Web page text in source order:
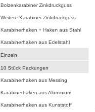
Bolzenkarabiner Zinkdruckguss
Weitere Karabiner Zinkdruckguss
Karabinerhaken + Haken aus Stahl
Karabinerhaken aus Edelstahl
Einzeln
10 Stück Packungen
Karabinerhaken aus Messing
Karabinerhaken aus Aluminium
Karabinerhaken aus Kunststoff